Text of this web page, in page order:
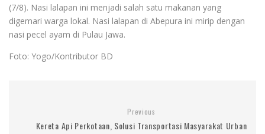
(7/8). Nasi lalapan ini menjadi salah satu makanan yang
digemari warga lokal. Nasi lalapan di Abepura ini mirip dengan
nasi pecel ayam di Pulau Jawa.
Foto: Yogo/Kontributor BD
Previous
Kereta Api Perkotaan, Solusi Transportasi Masyarakat Urban